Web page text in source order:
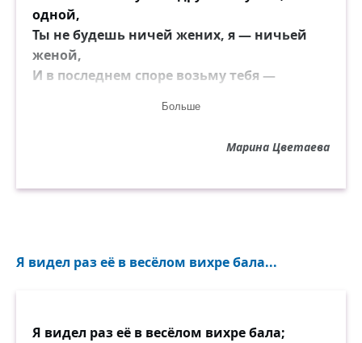
одной,
Ты не будешь ничей жених, я — ничьей
женой,
И в последнем споре возьму тебя —
У того, с которым Иаков стоял в ночи.
Но пока тебе не скрещу на груди персты —
Два крыла твои, нацеленные в эфир, —
Больше
Марина Цветаева
Я видел раз её в весёлом вихре бала...
Я видел раз её в весёлом вихре бала;